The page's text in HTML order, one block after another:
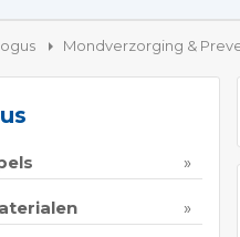
Mondverzorging &